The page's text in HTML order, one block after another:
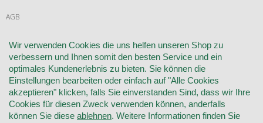
AGB
WIDERRUF
VERTRAG WIDERRUFEN
KONTAKT
DATENSCHUTZ
Wir verwenden Cookies die uns helfen unseren Shop zu
verbessern und Ihnen somit den besten Service und ein
optimales Kundenerlebnis zu bieten. Sie können die
Einstellungen bearbeiten oder einfach auf "Alle Cookies
akzeptieren" klicken, falls Sie einverstanden Sind, dass wir Ihre
Cookies für diesen Zweck verwenden können, anderfalls
können Sie diese ablehnen. Weitere Informationen finden Sie